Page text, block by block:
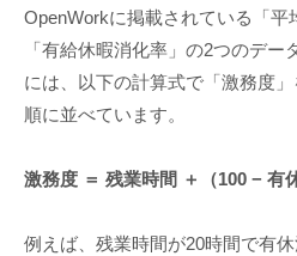
OpenWorkに掲載されている「平
「有給休暇消化率」の2つのデ
には、以下の計算式で「激務度
順に並べています。
激務度 ＝ 残業時間 ＋（100 − 有
例えば、残業時間が20時間で有休